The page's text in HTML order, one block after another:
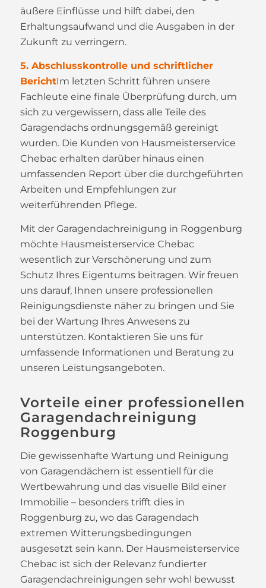
äußere Einflüsse und hilft dabei, den
Erhaltungsaufwand und die Ausgaben in der
Zukunft zu verringern.
5. Abschlusskontrolle und schriftlicher
BerichtIm letzten Schritt führen unsere
Fachleute eine finale Überprüfung durch, um
sich zu vergewissern, dass alle Teile des
Garagendachs ordnungsgemäß gereinigt
wurden. Die Kunden von Hausmeisterservice
Chebac erhalten darüber hinaus einen
umfassenden Report über die durchgeführten
Arbeiten und Empfehlungen zur
weiterführenden Pflege.
Mit der Garagendachreinigung in Roggenburg
möchte Hausmeisterservice Chebac
wesentlich zur Verschönerung und zum
Schutz Ihres Eigentums beitragen. Wir freuen
uns darauf, Ihnen unsere professionellen
Reinigungsdienste näher zu bringen und Sie
bei der Wartung Ihres Anwesens zu
unterstützen. Kontaktieren Sie uns für
umfassende Informationen und Beratung zu
unseren Leistungsangeboten.
Vorteile einer professionellen
Garagendachreinigung
Roggenburg
Die gewissenhafte Wartung und Reinigung
von Garagendächern ist essentiell für die
Wertbewahrung und das visuelle Bild einer
Immobilie – besonders trifft dies in
Roggenburg zu, wo das Garagendach
extremen Witterungsbedingungen
ausgesetzt sein kann. Der Hausmeisterservice
Chebac ist sich der Relevanz fundierter
Garagendachreinigungen sehr wohl bewusst